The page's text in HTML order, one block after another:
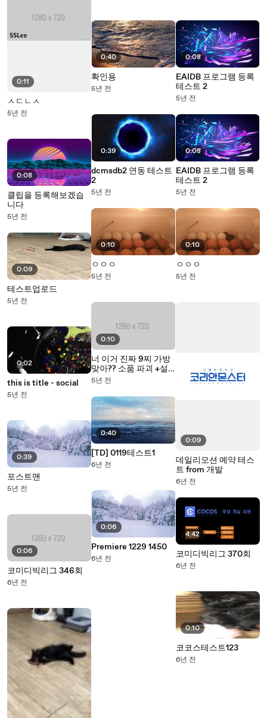
0:11
ㅅㄷㄴㅅ
5년 전
0:08
클립을 등록해보겠습
니다
5년 전
0:09
테스트업로드
5년 전
0:02
this is title - social
5년 전
0:39
포스트맨
5년 전
0:06
코미디빅리그 346회
6년 전
0:40
확인용
5년 전
0:39
dcmsdb2 연동 테스트
2
5년 전
0:10
ㅇㅇㅇ
5년 전
0:10
너 이거 진짜 9찌 가방
맞아?? 소품 파괴 +설
정 파괴해버리는 이진
5년 전
0:40
[TD] 0119테스트1
6년 전
0:06
Premiere 1229 1450
6년 전
0:08
EAIDB 프로그램 등록
테스트 2
5년 전
0:08
EAIDB 프로그램 등록
테스트 2
5년 전
0:10
ㅇㅇㅇ
5년 전
0:09
데일리모션 예약 테스
트 from 개발
6년 전
4:42
코미디빅리그 370회
6년 전
0:10
코코스테스트123
6년 전